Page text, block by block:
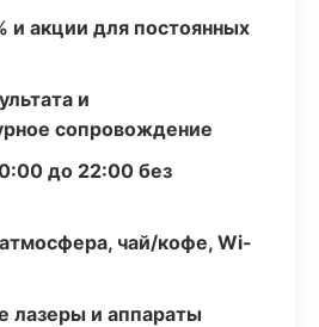
и акции для постоянных
и
сопровождение
до 22:00 без
чай/кофе, Wi-
лазеры и аппараты